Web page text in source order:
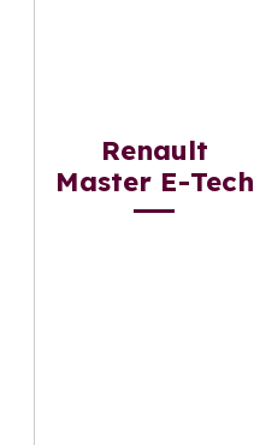
Renault
Master E-Tech